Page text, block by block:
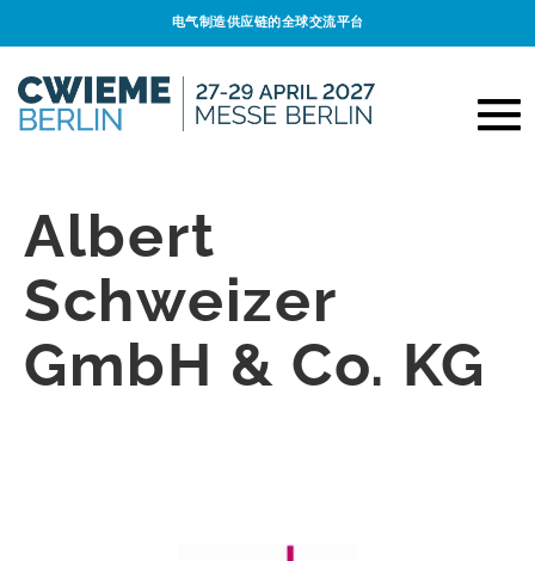
电气制造供应链的全球交流平台
Albert
Schweizer
GmbH & Co. KG